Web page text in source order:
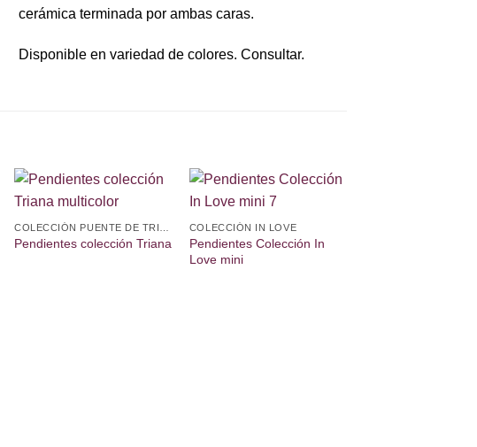
cerámica terminada por ambas caras.
Disponible en variedad de colores. Consultar.
a la
lista de
Pendientes colección Triana
lista de
COLECCIÓN IN LOVE
Pendientes Colección In
Love mini